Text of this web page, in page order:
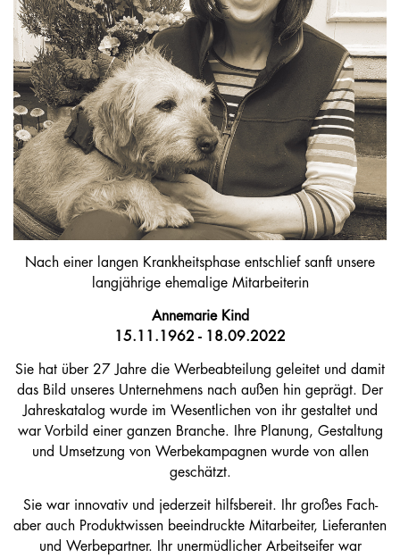
Nach einer langen Krankheitsphase entschlief sanft unsere
langjährige ehemalige Mitarbeiterin
Annemarie Kind
15.11.1962 - 18.09.2022
Sie hat über 27 Jahre die Werbeabteilung geleitet und damit
das Bild unseres Unternehmens nach außen hin geprägt. Der
Jahreskatalog wurde im Wesentlichen von ihr gestaltet und
war Vorbild einer ganzen Branche. Ihre Planung, Gestaltung
und Umsetzung von Werbekampagnen wurde von allen
geschätzt.
Sie war innovativ und jederzeit hilfsbereit. Ihr großes Fach-
aber auch Produktwissen beeindruckte Mitarbeiter, Lieferanten
und Werbepartner. Ihr unermüdlicher Arbeitseifer war